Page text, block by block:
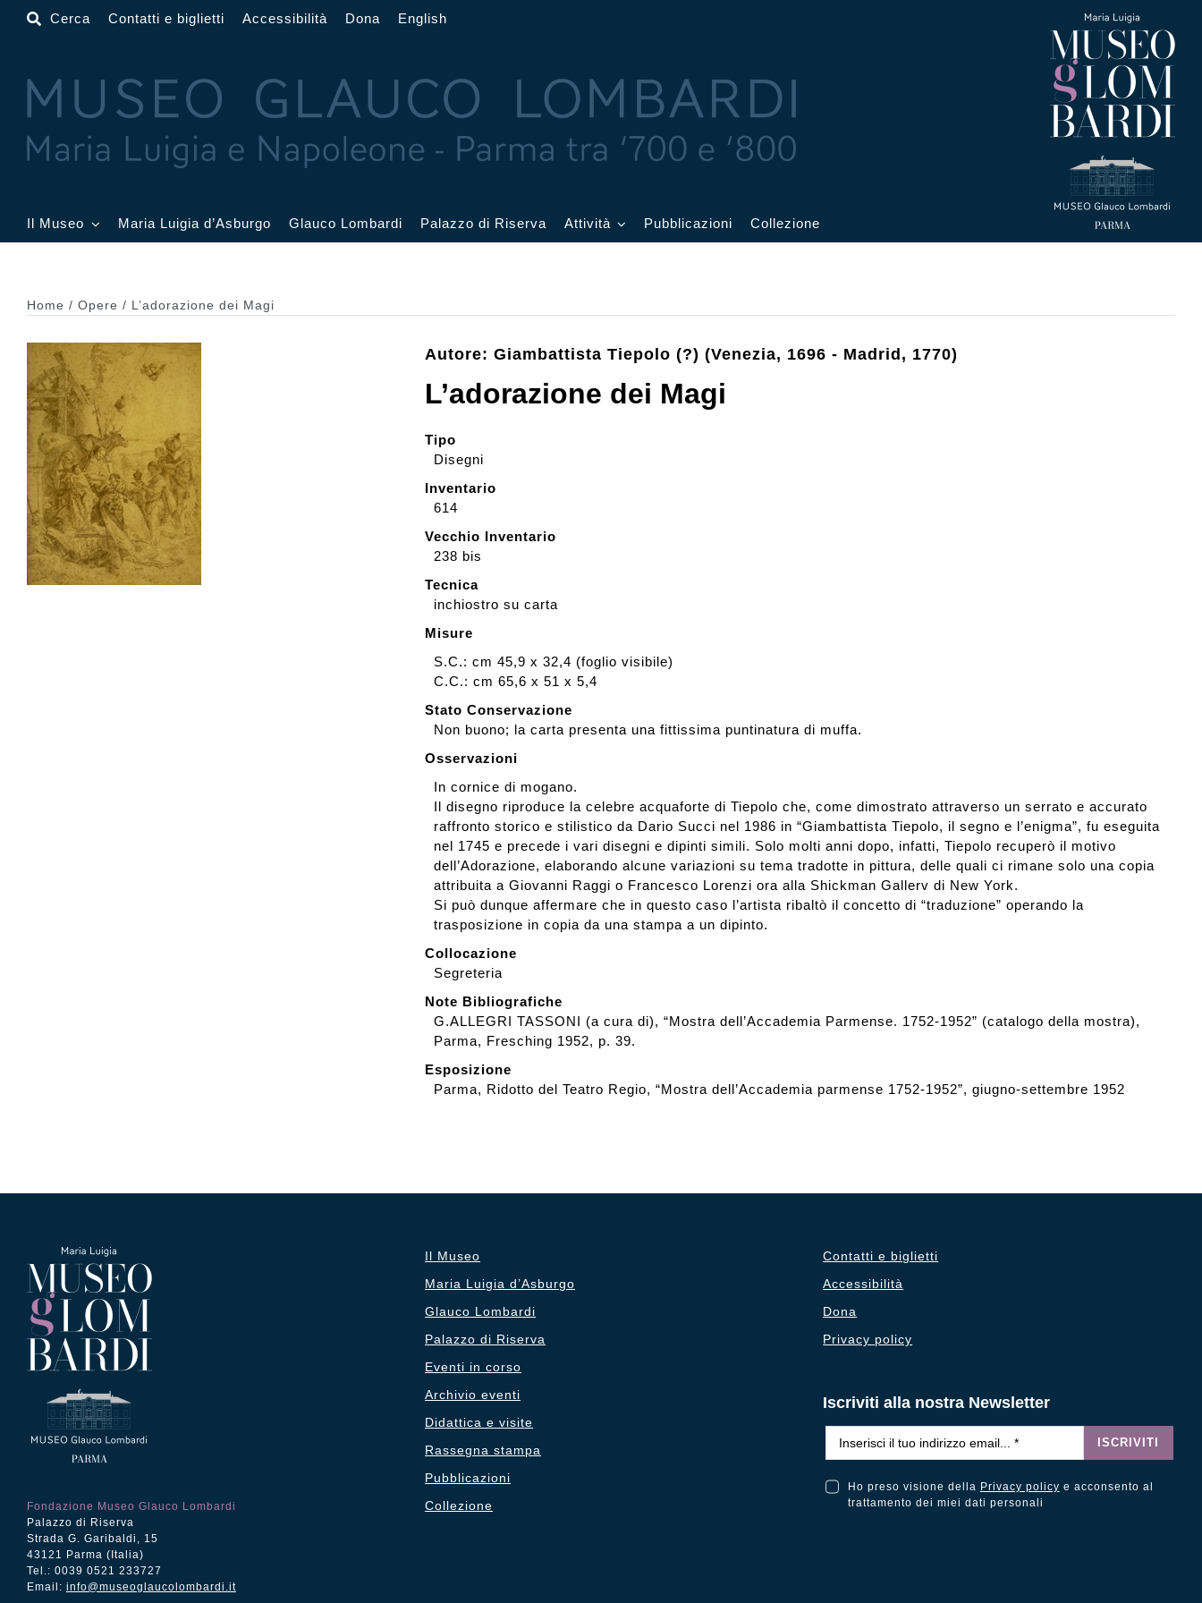
Salta
Cerca Contatti e biglietti Accessibilità Dona English
Il Museo
Sala Francesi Sala Affetti
Sala Maria Luigia
Maria Luigia d’Asburgo Glauco Lombardi Palazzo di Riserva Attività
Didattica e visite
Pubblicazioni Collezione
Home Opere L’adorazione dei Magi
Autore: Giambattista Tiepolo (?) (Venezia, 1696 - Madrid, 1770)
L’adorazione dei Magi
Tipo
Disegni
Inventario
614
Vecchio Inventario
238 bis
Tecnica
inchiostro su carta
Misure
S.C.: cm 45,9 x 32,4 (foglio visibile)
C.C.: cm 65,6 x 51 x 5,4
Stato Conservazione
Non buono; la carta presenta una fittissima puntinatura di muffa.
Osservazioni
In cornice di mogano.
Il disegno riproduce la celebre acquaforte di Tiepolo che, come dimostrato attraverso un serrato e accurato
raffronto storico e stilistico da Dario Succi nel 1986 in “Giambattista Tiepolo, il segno e l’enigma”, fu eseguita
nel 1745 e precede i vari disegni e dipinti simili. Solo molti anni dopo, infatti, Tiepolo recuperò il motivo
dell’Adorazione, elaborando alcune variazioni su tema tradotte in pittura, delle quali ci rimane solo una copia
attribuita a Giovanni Raggi o Francesco Lorenzi ora alla Shickman Gallerv di New York.
Si può dunque affermare che in questo caso l’artista ribaltò il concetto di “traduzione” operando la
trasposizione in copia da una stampa a un dipinto.
Collocazione
Segreteria
Note Bibliografiche
G.ALLEGRI TASSONI (a cura di), “Mostra dell’Accademia Parmense. 1752-1952” (catalogo della mostra),
Parma, Fresching 1952, p. 39.
Esposizione
Parma, Ridotto del Teatro Regio, “Mostra dell’Accademia parmense 1752-1952”, giugno-settembre 1952
Fondazione Museo Glauco Lombardi
Palazzo di Riserva
Strada G. Garibaldi, 15
43121 Parma (Italia)
Tel.: 0039 0521 233727
Email: info@museoglaucolombardi.it
Il Museo
Maria Luigia d’Asburgo
Glauco Lombardi
Palazzo di Riserva
Eventi in corso
Archivio eventi
Didattica e visite
Rassegna stampa
Pubblicazioni
Collezione
Contatti e biglietti
Accessibilità
Dona
Privacy policy
Iscriviti alla nostra Newsletter
ISCRIVITI
Ho preso visione della Privacy policy e acconsento al
trattamento dei miei dati personali